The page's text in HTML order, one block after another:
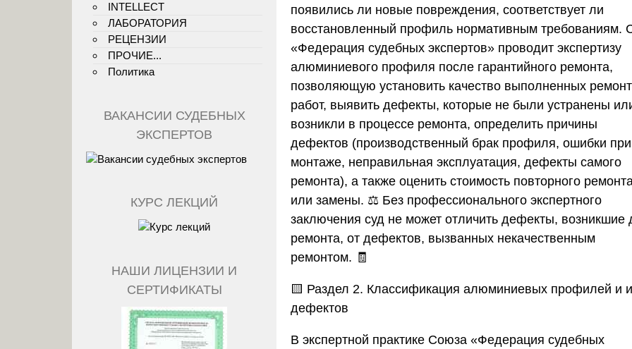
появились ли новые повреждения, соответствует ли
восстановленный профиль нормативным требованиям.
«Федерация судебных экспертов» проводит экспертизу
алюминиевого профиля после гарантийного ремонта,
позволяющую установить качество выполненных
работ, выявить дефекты, которые не были устранены
возникли в процессе ремонта, определить причины
дефектов (производственный брак профиля, ошибки при
монтаже, неправильная эксплуатация, дефекты самого
ремонта), а также оценить стоимость повторного
или замены. ⚖️ Без профессионального экспертного
заключения суд не может отличить дефекты, возникшие
ремонта, от дефектов, вызванных некачественным
ремонтом. 🧾
🟨 Раздел 2. Классификация алюминиевых профилей и
дефектов
В экспертной практике Союза «Федерация судебных
INTELLECT
ЛАБОРАТОРИЯ
РЕЦЕНЗИИ
ПРОЧИЕ...
Политика
ВАКАНСИИ СУДЕБНЫХ
ЭКСПЕРТОВ
КУРС ЛЕКЦИЙ
НАШИ ЛИЦЕНЗИИ И
СЕРТИФИКАТЫ